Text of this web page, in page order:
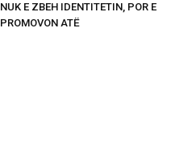
NUK E ZBEH IDENTITETIN, POR E
PROMOVON ATË